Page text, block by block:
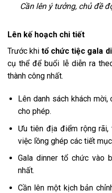
Cần lên ý tưởng, chủ đề
Lên kế hoạch chi tiết
Trước khitổ chức tiệc gala
cụ thể để buổi lễ diễn ra
thành công nhất.
Lên danh sách khách
cho phép.
Ưu tiên địa điểm rộng
việc lồng ghép các tiết
Gala dinner tổ chức vào
nhất.
Cần lên một kịch bản